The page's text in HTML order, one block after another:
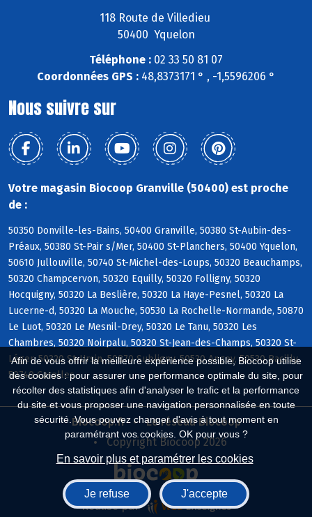
Afin de vous offrir la meilleure expérience possible, Biocoop utilise
des cookies : pour assurer une performance optimale du site, pour
récolter des statistiques afin d'analyser le trafic et la performance
du site et vous proposer une navigation personnalisée en toute
sécurité. Vous pouvez changer d'avis à tout moment en
paramétrant vos cookies. OK pour vous ?
En savoir plus et paramétrer les cookies
Je refuse J'accepte
118 Route de Villedieu
50400 Yquelon
Téléphone : 02 33 50 81 07
Coordonnées GPS : 48,8373171 ° , -1,5596206 °
Nous suivre sur
Votre magasin Biocoop Granville (50400) est proche
de :
50350 Donville-les-Bains, 50400 Granville, 50380 St-Aubin-des-
Préaux, 50380 St-Pair s/Mer, 50400 St-Planchers, 50400 Yquelon,
50610 Jullouville, 50740 St-Michel-des-Loups, 50320 Beauchamps,
50320 Champcervon, 50320 Equilly, 50320 Folligny, 50320
Hocquigny, 50320 La Beslière, 50320 La Haye-Pesnel, 50320 La
Lucerne-d, 50320 La Mouche, 50530 La Rochelle-Normande, 50870
Le Luot, 50320 Le Mesnil-Drey, 50320 Le Tanu, 50320 Les
Chambres, 50320 Noirpalu, 50320 St-Jean-des-Champs, 50320 St-
Léger, 50320 St-Ursin, 50870 Subligny, 50530 Angey, 50530 Bacilly,
50740 Carolles
Biocoop.fr
Le réseau Biocoop
Copyright Biocoop 2026
Réalisé par